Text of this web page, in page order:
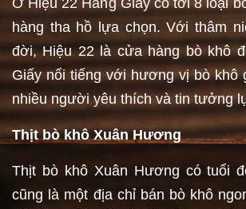
hàng tha hồ lựa chọn. Với thâm
đời, Hiệu 22 là cửa hàng bò khô
Giấy nổi tiếng với hương vị bò khô
nhiều người yêu thích và tin tưởng
Thịt bò khô Xuân Hương
Thịt bò khô Xuân Hương có tuổi
cũng là một địa chỉ bán bò khô